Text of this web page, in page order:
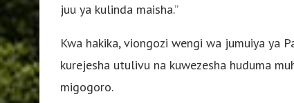
juu ya kulinda maisha.”
Kwa hakika, viongozi wengi wa jumuiya ya
kurejesha utulivu na kuwezesha huduma
migogoro.